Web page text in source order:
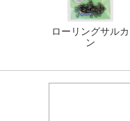
ローリングサルカ
ン